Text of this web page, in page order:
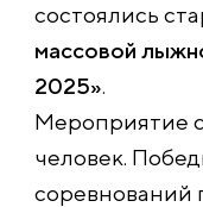
состоялись
массовой
2025».
Мероприятие
человек.
соревнований